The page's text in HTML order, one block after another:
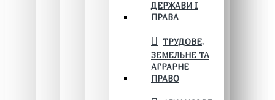
ДЕРЖАВИ І
ПРАВА
ТРУДОВЕ,
ЗЕМЕЛЬНЕ ТА
АГРАРНЕ
ПРАВО